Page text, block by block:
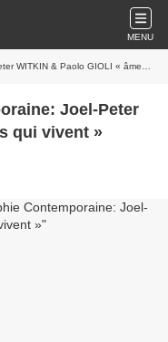
MENU
& Paolo GIOLI « âmes qui vivent »
Joel-Peter
qui vivent »